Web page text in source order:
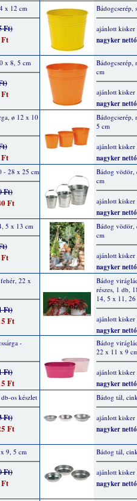
x 12 cm
Ft)
Bádogcserép,
ajánlott kisker
nagyker
x 8, 5 cm
Bádogcserép,
cm
ajánlott kisker
nagyker
ø 12 x 10
Bádogcserép,
5 cm
ajánlott kisker
nagyker
- 28 x 25 cm
Ft)
Ft
Bádog
cm
ajánlott kisker
nagyker
5 x 13 cm
Bádog
cm
ajánlott kisker
nagyker
22 x
Ft)
Ft
Bádog
részes, 1 db,
14, 5 x 11,
ajánlott kisker
nagyker
-
Ft)
Ft
Bádog
22 x 11 x 9
ajánlott kisker
nagyker
os készlet
Ft)
Ft
Bádog tál,
ajánlott kisker
nagyker
9, 5 cm
Ft)
Bádog tál,
ajánlott kisker
nagyker